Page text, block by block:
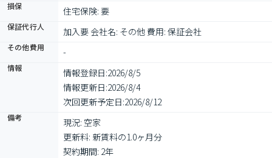
損保 住宅保険: 要
保証代行人 加入要 会社名: その他 費用: 保証会社
その他費用 -
情報 情報登録日:2026/8/5
情報更新日:2026/8/4
次回更新予定日:2026/8/12
備考
現況: 空家
更新料: 新賃料の1.0ヶ月分
契約期間: 2年